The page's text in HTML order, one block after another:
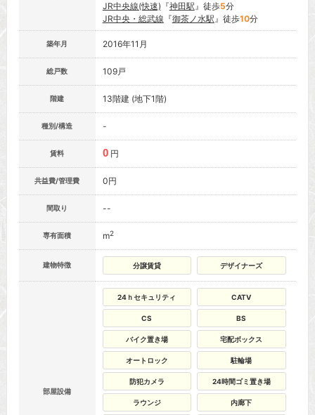
JR中央線(快速) 『神田駅』徒歩5分
JR中央・総武線 『御茶ノ水駅』徒歩10分
築年月 2016年11月
総戸数 109戸
階建 13階建 (地下1階)
種別/構造 -
賃料 0 円
共益費/管理費 0円
間取り --
専有面積 m2
建物特徴 分譲賃貸 デザイナーズ
部屋設備
24ｈセキュリティ CATV
CS BS
バイク置き場 宅配ボックス
オートロック 駐輪場
防犯カメラ 24時間ゴミ置き場
ラウンジ 内廊下